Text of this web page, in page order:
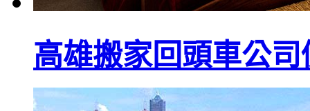
高雄搬家回頭車公司